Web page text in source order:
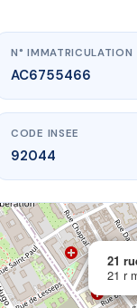
rue Marius
aufan92300
N° IMMATRICULATION
AC6755466
CODE INSEE
92044
21
21 r